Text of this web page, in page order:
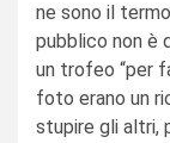
ne sono il
pubblico non è
un trofeo “per
foto erano un
stupire gli altri,